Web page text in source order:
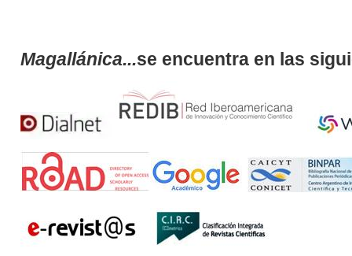
Magallánica...se encuentra en las